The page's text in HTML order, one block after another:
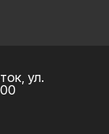
ул.